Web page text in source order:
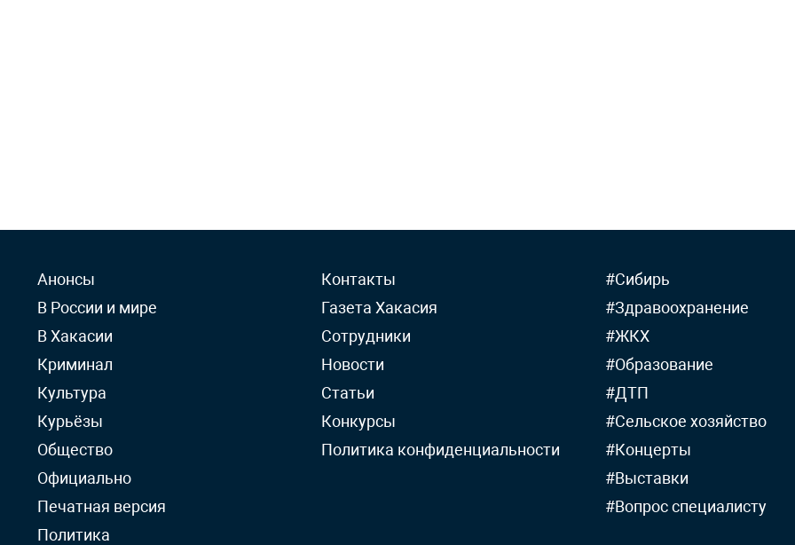
Анонсы
В России и мире
В Хакасии
Криминал
Культура
Курьёзы
Общество
Официально
Печатная версия
Политика
Контакты
Газета Хакасия
Сотрудники
Новости
Статьи
Конкурсы
Политика конфиденциальности
#Сибирь
#Здравоохранение
#ЖКХ
#Образование
#ДТП
#Сельское хозяйство
#Концерты
#Выставки
#Вопрос специалисту